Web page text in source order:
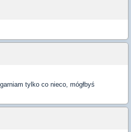
tylko co nieco, mógłbyś